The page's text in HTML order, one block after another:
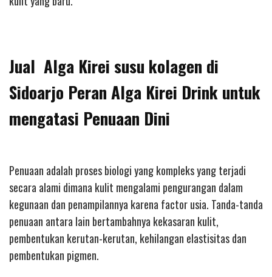
Jual Alga Kirei susu kolagen di
Sidoarjo Peran Alga Kirei Drink untuk
mengatasi Penuaan Dini
Penuaan adalah proses biologi yang kompleks yang terjadi
secara alami dimana kulit mengalami pengurangan dalam
kegunaan dan penampilannya karena factor usia. Tanda-tanda
penuaan antara lain bertambahnya kekasaran kulit,
pembentukan kerutan-kerutan, kehilangan elastisitas dan
pembentukan pigmen.